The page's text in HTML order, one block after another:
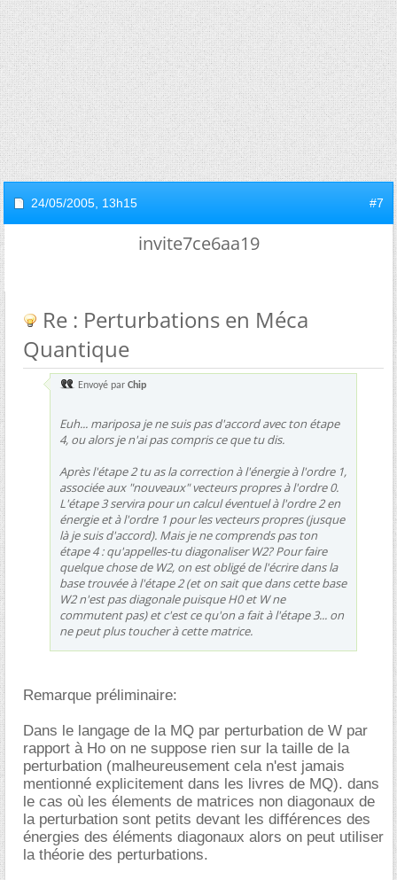
24/05/2005, 13h15 #7
invite7ce6aa19
Re : Perturbations en Méca
Quantique
Envoyé par Chip
Euh... mariposa je ne suis pas d'accord avec ton étape
4, ou alors je n'ai pas compris ce que tu dis.
Après l'étape 2 tu as la correction à l'énergie à l'ordre 1,
associée aux "nouveaux" vecteurs propres à l'ordre 0.
L'étape 3 servira pour un calcul éventuel à l'ordre 2 en
énergie et à l'ordre 1 pour les vecteurs propres (jusque
là je suis d'accord). Mais je ne comprends pas ton
étape 4 : qu'appelles-tu diagonaliser W2? Pour faire
quelque chose de W2, on est obligé de l'écrire dans la
base trouvée à l'étape 2 (et on sait que dans cette base
W2 n'est pas diagonale puisque H0 et W ne
commutent pas) et c'est ce qu'on a fait à l'étape 3... on
ne peut plus toucher à cette matrice.
Remarque préliminaire:
Dans le langage de la MQ par perturbation de W par
rapport à Ho on ne suppose rien sur la taille de la
perturbation (malheureusement cela n'est jamais
mentionné explicitement dans les livres de MQ). dans
le cas où les élements de matrices non diagonaux de
la perturbation sont petits devant les différences des
énergies des éléments diagonaux alors on peut utiliser
la théorie des perturbations.